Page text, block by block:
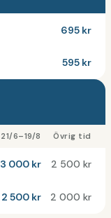
695 kr
595 kr
21/6–19/8 Övrig tid
3 000 kr 2 500 kr
2 500 kr 2 000 kr